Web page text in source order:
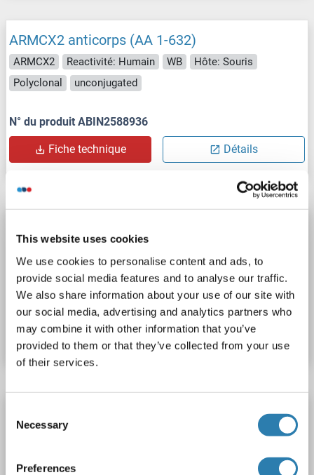
This website uses cookies
We use cookies to personalise content and ads, to
provide social media features and to analyse our traffic.
We also share information about your use of our site with
our social media, advertising and analytics partners who
may combine it with other information that you’ve
provided to them or that they’ve collected from your use
of their services.
Selection
Necessary
Preferences
ARMCX2 anticorps (AA 1-632)
ARMCX2 Reactivité: Humain WB
Hôte: Souris
Polyclonal
unconjugated
N° du produit ABIN2588936
Fiche technique Détails
Polyclonal
HRP
N° du produit ABIN7144626
Fiche technique Détails
Polyclonal